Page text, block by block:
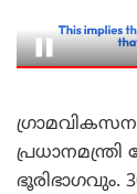
ഭൂരിഭാഗവും.